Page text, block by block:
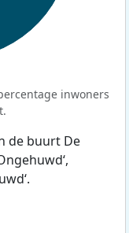
inwoners
de buurt De